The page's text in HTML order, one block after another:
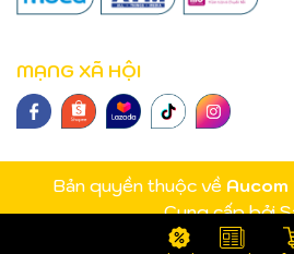
MẠNG XÃ HỘI
Bản quyền thuộc về
Cung cấp bởi